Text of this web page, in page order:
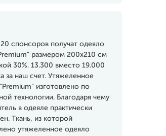
спонсоров получат одеяло
размером 200х210 см
30%. 13.300 вместо 19.000
за наш счет. Утяжеленное
изготовлено по
технологии. Благодаря чему
в одеяле практически
Ткань, из которой
утяжеленное одеяло